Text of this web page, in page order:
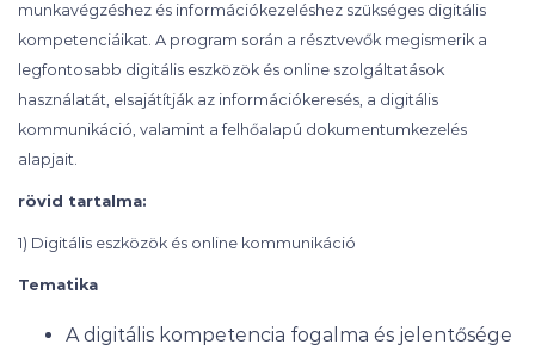
munkavégzéshez és információkezeléshez szükséges digitális
kompetenciáikat. A program során a résztvevők megismerik a
legfontosabb digitális eszközök és online szolgáltatások
használatát, elsajátítják az információkeresés, a digitális
kommunikáció, valamint a felhőalapú dokumentumkezelés
alapjait.
rövid tartalma:
1) Digitális eszközök és online kommunikáció
Tematika
A digitális kompetencia fogalma és jelentősége